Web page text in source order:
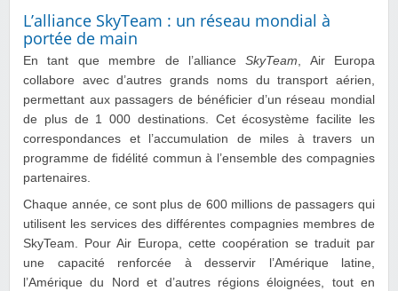
L’alliance SkyTeam : un réseau mondial à
portée de main
En tant que membre de l’allianceSkyTeam, Air Europa
collabore avec d’autres grands noms du transport aérien,
permettant aux passagers de bénéficier d’un réseau mondial
de plus de 1 000 destinations. Cet écosystème facilite les
correspondances et l’accumulation de miles à travers un
programme de fidélité commun à l’ensemble des compagnies
partenaires.
Chaque année, ce sont plus de 600 millions de passagers qui
utilisent les services des différentes compagnies membres de
SkyTeam. Pour Air Europa, cette coopération se traduit par
une capacité renforcée à desservir l’Amérique latine,
l’Amérique du Nord et d’autres régions éloignées, tout en